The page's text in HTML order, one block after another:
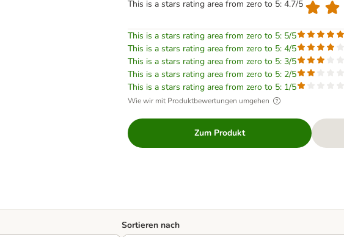
This is a stars rating area from zero to 5: 4.7/5
This is a stars rating area from zero to 5: 5/5
This is a stars rating area from zero to 5: 4/5
This is a stars rating area from zero to 5: 3/5
This is a stars rating area from zero to 5: 2/5
This is a stars rating area from zero to 5: 1/5
Wie wir mit Produktbewertungen umgehen
Zum Produkt
Sortieren nach